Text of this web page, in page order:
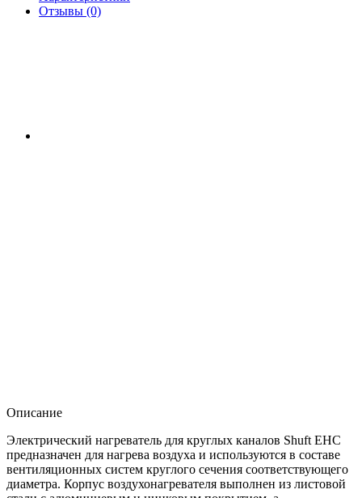
Отзывы (0)
Описание
Электрический нагреватель для круглых каналов Shuft EHC
предназначен для нагрева воздуха и используются в составе
вентиляционных систем круглого сечения соответствующего
диаметра. Корпус воздухонагревателя выполнен из листовой